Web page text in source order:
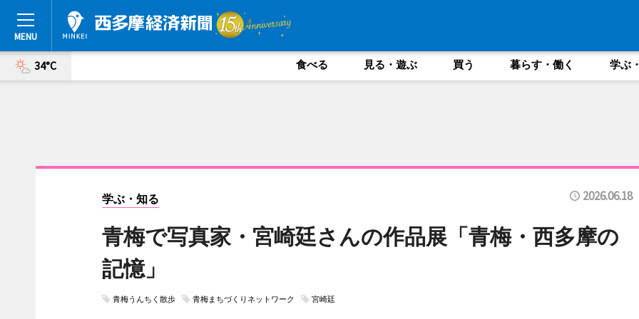
34°C 食べる 見る・遊ぶ 買う 暮らす・働く 学ぶ
学ぶ・知る 2026.06.18
青梅で写真家・宮崎廷さんの作品展「青梅・西多摩の
記憶」
青梅うんちく散歩 青梅まちづくりネットワーク 宮崎廷